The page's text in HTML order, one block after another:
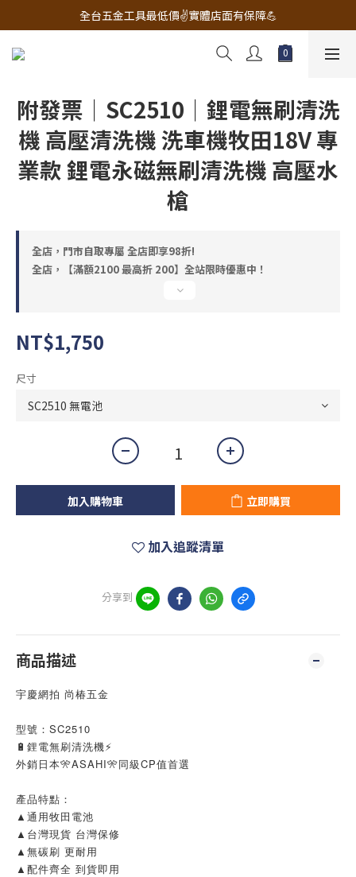
🔧電動工具&五金唯一首選 宇慶五金網拍🔧
全台五金工具最低價✌️實體店面有保障💪
配有專業維修部門🔧品質保修一年📌
附發票｜SC2510｜鋰電無刷清洗
機 高壓清洗機 洗車機牧田18V 專
業款 鋰電永磁無刷清洗機 高壓水
槍
全店，門市自取專屬 全店即享98折!
全店，【滿額2100 最高折 200】全站限時優惠中！
NT$1,750
尺寸
加入購物車 立即購買
加入追蹤清單
分享到
商品描述
宇慶網拍 尚椿五金
型號：SC2510
🔋鋰電無刷清洗機⚡
外銷日本🎌ASAHI🎌同級CP值首選
產品特點：
▲通用牧田電池
▲台灣現貨 台灣保修
▲無碳刷 更耐用
▲配件齊全 到貨即用